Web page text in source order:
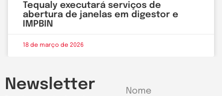
Tequaly executará serviços de
abertura de janelas em digestor e
IMPBIN
18 de março de 2026
Newsletter